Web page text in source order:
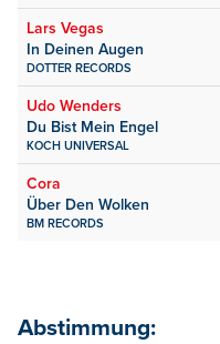
Lars Vegas
In Deinen Augen
DOTTER RECORDS
Udo Wenders
Du Bist Mein Engel
KOCH UNIVERSAL
Cora
Über Den Wolken
BM RECORDS
Abstimmung: